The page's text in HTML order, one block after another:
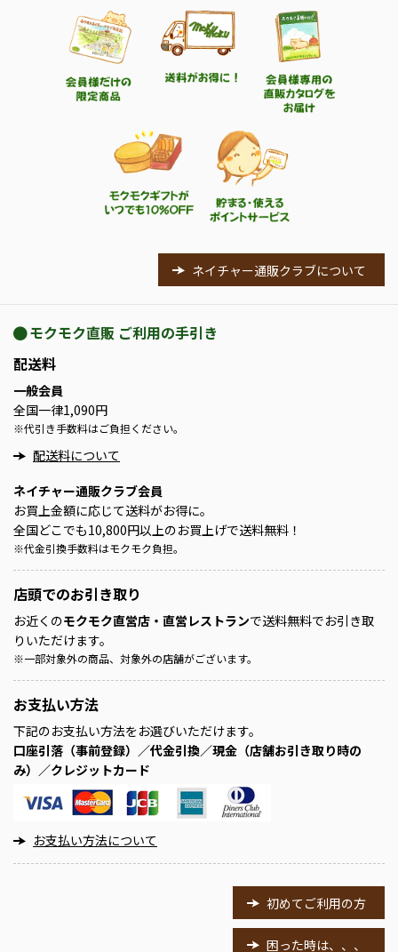
ネイチャー通販クラブについて
モクモク直販 ご利用の手引き
配送料
一般会員
全国一律1,090円
※代引き手数料はご負担ください。
配送料について
ネイチャー通販クラブ会員
お買上金額に応じて送料がお得に。
全国どこでも10,800円以上のお買上げで送料無料！
※代金引換手数料はモクモク負担。
店頭でのお引き取り
お近くのモクモク直営店・直営レストランで送料無料でお引き取
りいただけます。
※一部対象外の商品、対象外の店舗がございます。
お支払い方法
下記のお支払い方法をお選びいただけます。
口座引落（事前登録）／代金引換／現金（店舗お引き取り時の
み）／クレジットカード
お支払い方法について
初めてご利用の方
困った時は、、、